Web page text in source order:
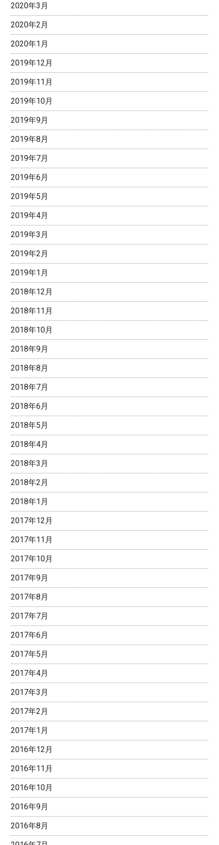
2020年3月
2020年2月
2020年1月
2019年12月
2019年11月
2019年10月
2019年9月
2019年8月
2019年7月
2019年6月
2019年5月
2019年4月
2019年3月
2019年2月
2019年1月
2018年12月
2018年11月
2018年10月
2018年9月
2018年8月
2018年7月
2018年6月
2018年5月
2018年4月
2018年3月
2018年2月
2018年1月
2017年12月
2017年11月
2017年10月
2017年9月
2017年8月
2017年7月
2017年6月
2017年5月
2017年4月
2017年3月
2017年2月
2017年1月
2016年12月
2016年11月
2016年10月
2016年9月
2016年8月